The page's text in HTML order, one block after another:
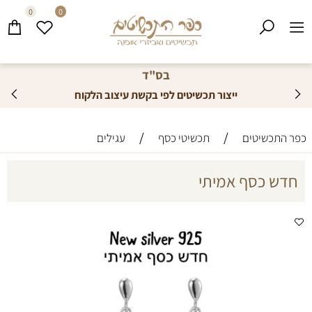
בס"ד
ייצור תכשיטים לפי בקשת עיצוב הלקוח
0 0
כפר התכשיטים / תכשיטי כסף / עגילים
חדש כסף אמיתי